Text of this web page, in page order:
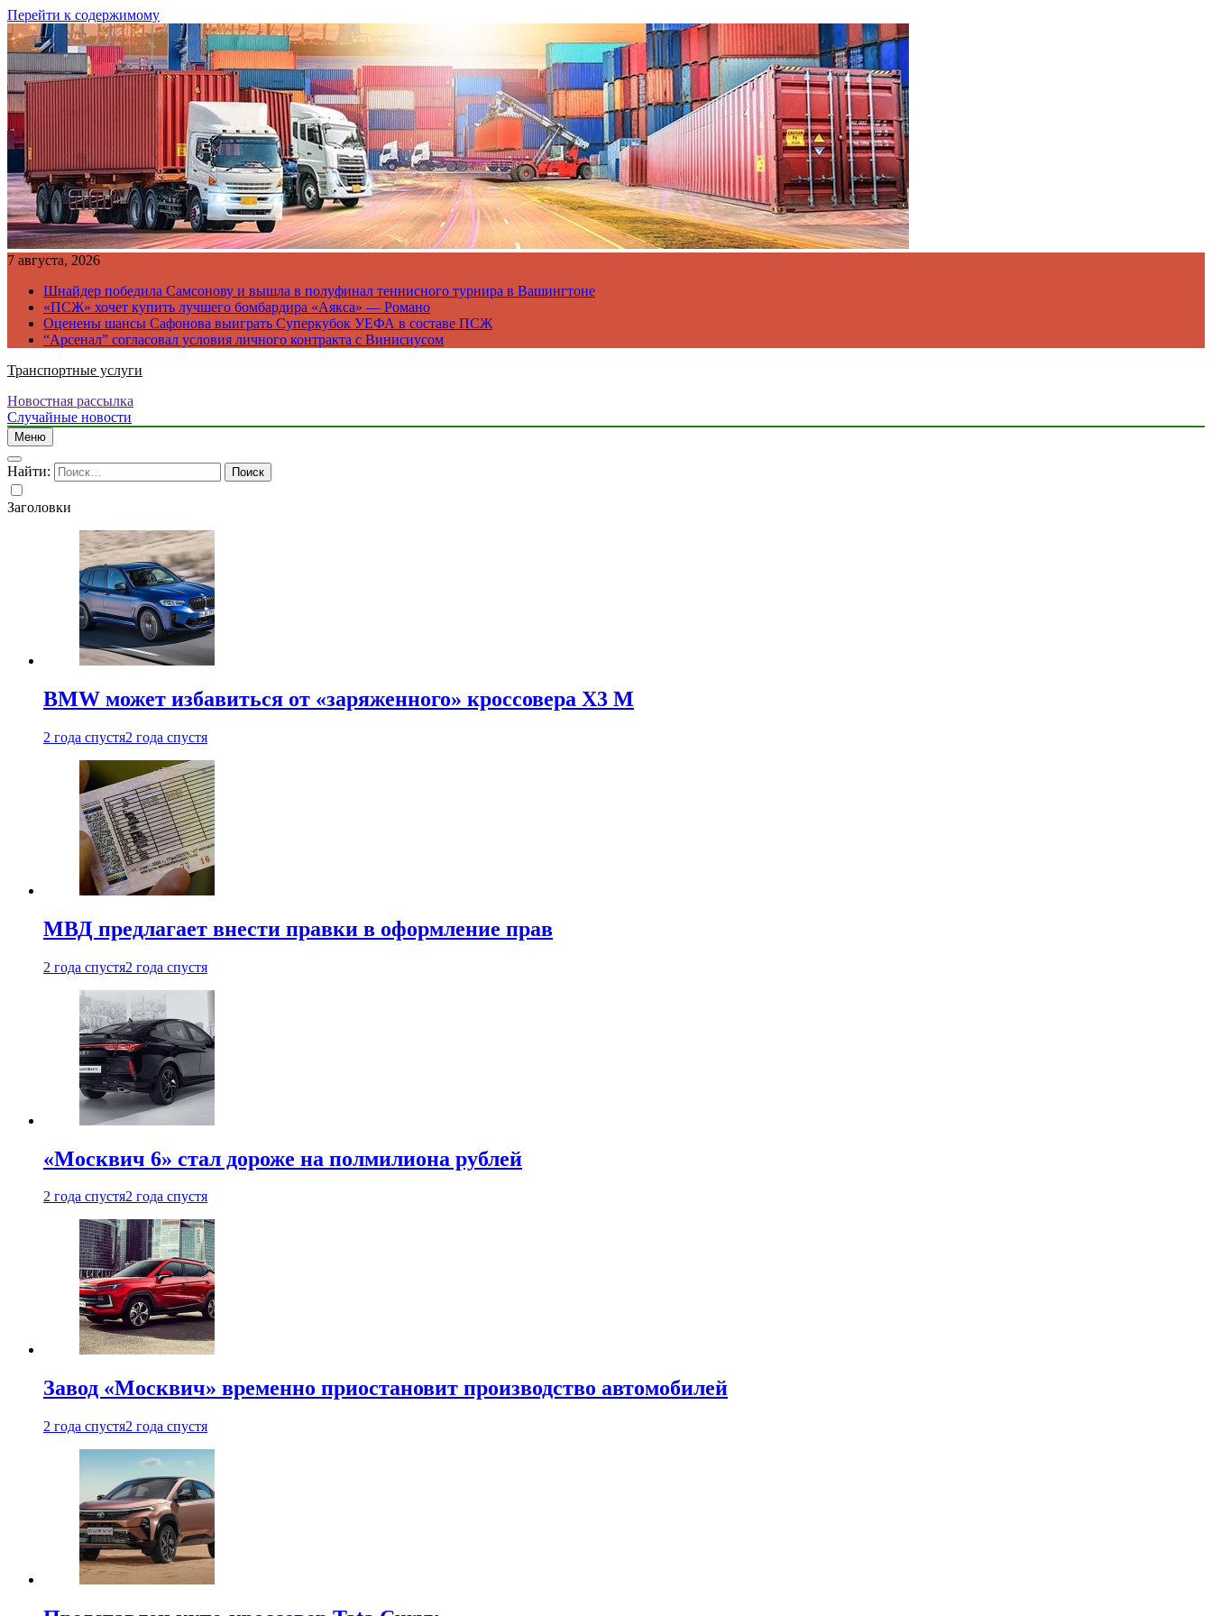
Перейти к содержимому
7 августа, 2026
Шнайдер победила Самсонову и вышла в полуфинал теннисного турнира в Вашингтоне
«ПСЖ» хочет купить лучшего бомбардира «Аякса» — Романо
Оценены шансы Сафонова выиграть Суперкубок УЕФА в составе ПСЖ
“Арсенал” согласовал условия личного контракта с Винисиусом
Транспортные услуги
Новостная рассылка
Случайные новости
Меню
Найти:
Заголовки
BMW может избавиться от «заряженного» кроссовера X3 M
2 года спустя2 года спустя
МВД предлагает внести правки в оформление прав
2 года спустя2 года спустя
«Москвич 6» стал дороже на полмилиона рублей
2 года спустя2 года спустя
Завод «Москвич» временно приостановит производство автомобилей
2 года спустя2 года спустя